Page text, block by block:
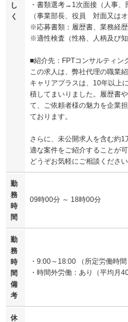
し
く
・書類選考→1次面接（人事
（事業部長、役員 対面又は
※応募書類：履歴書、業務経
※適性検査（性格、人柄及び
■紹介先：FPTコンサルティン
この求人は、弊社代理の職業紹
キャリアプラスは、10年以上
積してまいりました。履歴書
て、ご依頼者様の魅力を企業
ております。
さらに、未公開求人を含む約
適な案件をご紹介することが可
どうぞお気軽にご相談ください
勤
務
時
間
09時00分 ～ 18時00分
勤
務
時
間
備
考
・9:00～18:00 （所定労働時
・時間外労働：あり（平均月
休